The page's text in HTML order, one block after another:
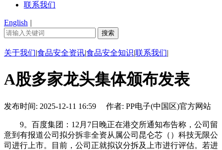
联系我们
English |
关于我们|食品安全资讯|食品安全知识|联系我们|
A股多家龙头集体颁布发表
发布时间: 2025-12-11 16:59 作者: PP电子(中国区)官方网站
9。百度集团：12月7日晚正在港交所通知布告称，公司留
意到有报道公司拟分拆非全资从属公司昆仑芯（）科技无限公
司进行上市。目前，公司正就拟议分拆及上市进行评估。若进